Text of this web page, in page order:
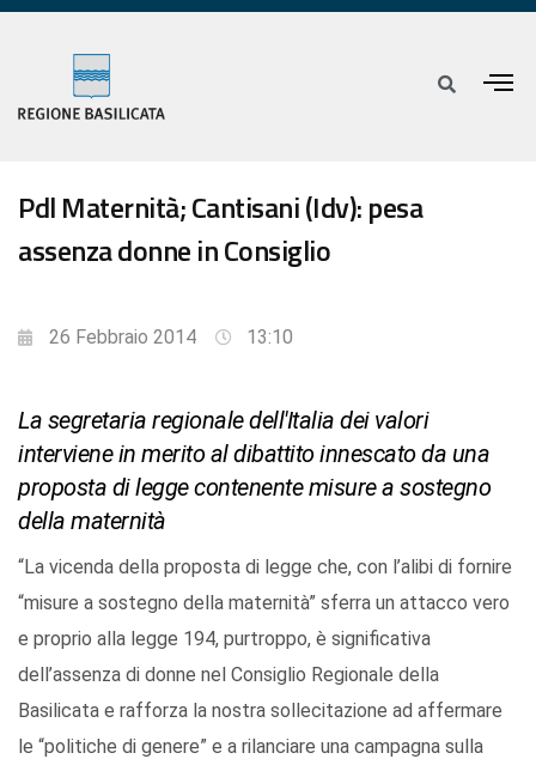
Pdl Maternità; Cantisani (Idv): pesa
assenza donne in Consiglio
26 Febbraio 2014 13:10
La segretaria regionale dell'Italia dei valori
interviene in merito al dibattito innescato da una
proposta di legge contenente misure a sostegno
della maternità
“La vicenda della proposta di legge che, con l’alibi di fornire
“misure a sostegno della maternità” sferra un attacco vero
e proprio alla legge 194, purtroppo, è significativa
dell’assenza di donne nel Consiglio Regionale della
Basilicata e rafforza la nostra sollecitazione ad affermare
le “politiche di genere” e a rilanciare una campagna sulla